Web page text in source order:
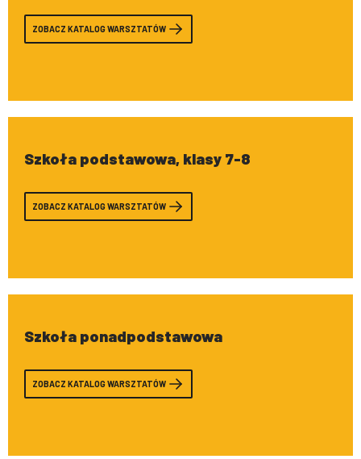
ZOBACZ KATALOG WARSZTATÓW
Szkoła podstawowa, klasy 7-8
ZOBACZ KATALOG WARSZTATÓW
Szkoła ponadpodstawowa
ZOBACZ KATALOG WARSZTATÓW